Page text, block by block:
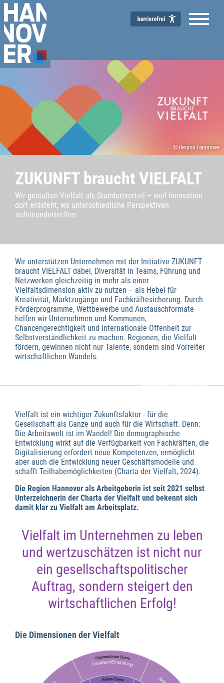
Wirtschaftsförderung
© Region Hannover
ZUKUNFT braucht VIELFALT
Wir gestalten Vielfalt als Standortvorteil – weil Innovation
dort entsteht, wo unterschiedliche Perspektiven
aufeinandertreffen.
Wir unterstützen Unternehmen mit der Initiative ZUKUNFT
braucht VIELFALT dabei, Diversität in Teams, Führung und
Netzwerken gleichzeitig in mehr als einer
Vielfaltsdimension aktiv zu nutzen – als Hebel für
Kreativität, Marktzugänge und Fachkräftesicherung. Durch
Förderprogramme, Wettbewerbe und Austauschformate
helfen wir Unternehmen und Kommunen,
Chancengerechtigkeit und internationale Offenheit zur
Selbstverständlichkeit zu machen. Regionen, die Vielfalt
fördern, gewinnen nicht nur Talente, sondern sind Vorreiter
wirtschaftlichen Wandels.
Vielfalt ist ein wichtiger Zukunftsfaktor - für die
Gesellschaft als Ganze und auch für die Wirtschaft. Denn:
Die Arbeitswelt ist im Wandel! Die demographische
Entwicklung wirkt auf die Verfügbarkeit von Fachkräften, die
Digitalisierung erfordert neue Kompetenzen, ermöglicht
aber auch die Entwicklung neuer Geschäftsmodelle und
schafft Teilhabemöglichkeiten (Charta der Vielfalt, 2024).
Die Region Hannover als Arbeitgeberin ist seit 2021 selbst
Unterzeichnerin der Charta der Vielfalt und bekennt sich
damit klar zu Vielfalt am Arbeitsplatz.
Vielfalt im Unternehmen zu leben
und wertzuschätzen ist nicht nur
ein gesellschaftspolitischer
Auftrag, sondern steigert den
wirtschaftlichen Erfolg!
Die Dimensionen der Vielfalt